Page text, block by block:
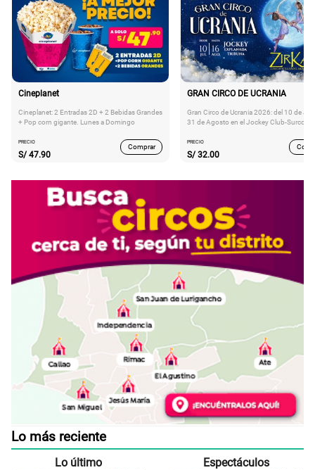
Cineplanet
Cineplanet: 2 Entradas 2D + 2 Bebidas Grandes
+ Pop corn gigante. Lunes a Domingo
PRECIO
S/ 47.90
Comprar
GRAN CIRCO DE UCRANIA
Gran Circo de Ucrania 2026: del 10 de
31 de Agosto en el Jockey Club-Surco
PRECIO
S/ 32.00
Lo más reciente
Lo último Espectáculos